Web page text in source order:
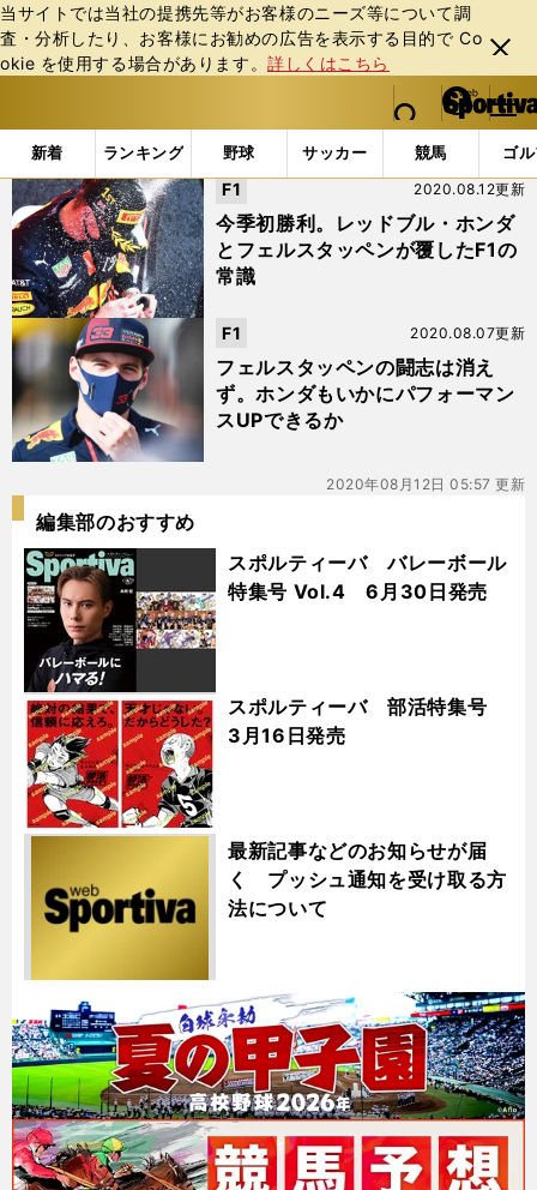
当サイトでは当社の提携先等がお客様のニーズ等について調
査・分析したり、お客様にお勧めの広告を表⽰する⽬的で Co
okie を使⽤する場合があります。詳しくはこちら
閉じ
る
web Sportiva (webスポルティーバ)
検索
マイペ
ー
ジ
メニュ
新着 ランキング 野球 サッカー 競馬 ゴ
b
ス
ポ
ル
テ
ィ
ー
バ
「#70周年記念GP」の最新ニュース・ 情報
今季初勝利。レッドブル・ホンダ
とフェルスタッペンが覆したF1の
常識
2020.08.12更新
F1
フェルスタッペンの闘志は消え
ず。ホンダもいかにパフォーマン
スUPできるか
2020.08.07更新
F1
2020年08月12日 05:57 更新
編集部のおすすめ
スポルティーバ バレーボール
特集号 Vol.4 6月30日発売
スポルティーバ 部活特集号
3月16日発売
最新記事などのお知らせが届
く プッシュ通知を受け取る方
法について